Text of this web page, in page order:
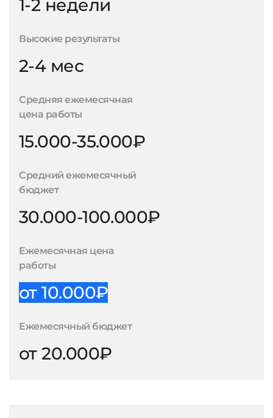
1-2 недели
Высокие результаты
2-4 мес
Средняя ежемесячная
цена работы
15.000-35.000₽
Средний ежемесячный
бюджет
30.000-100.000₽
Ежемесячная цена
работы
от 10.000₽
Ежемесячный бюджет
от 20.000₽